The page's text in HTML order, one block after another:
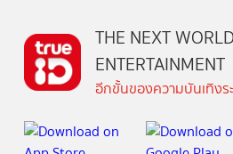
THE NEXT
ENTERTAINMENT
อีกขั้นของความบันเทิง